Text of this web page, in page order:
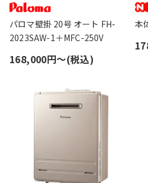
パロマ壁掛 20号 オート FH-
2023SAW-1＋MFC-250V
168,000円〜(税込)
本